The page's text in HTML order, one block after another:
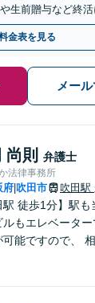
生前贈与など終活
まれる相続にも
金表を見る
メー
尚則 弁護士
法律事務所
府 吹田市 吹田駅
駅 徒歩1分】駅も
ルもエレベーター
能ですので、 相